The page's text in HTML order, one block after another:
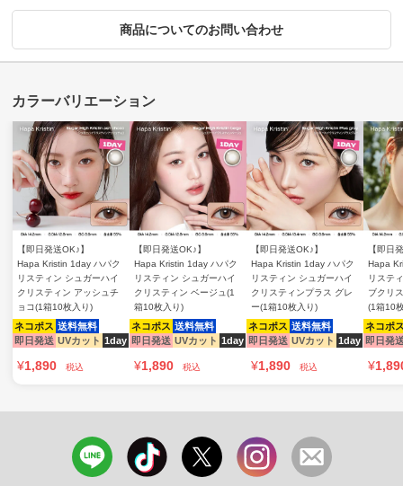
商品についてのお問い合わせ
【即日発送OK♪】
Hapa Kristin 1day ハパク
リスティン シュガーハイ
クリスティン アッシュチ
ョコ(1箱10枚入り)
ネコポス 送料無料
即日発送 UVカット 1day
¥1,890 税込
【即日発送OK♪】
Hapa Kristin 1day ハパク
リスティン シュガーハイ
クリスティン ベージュ(1
箱10枚入り)
ネコポス 送料無料
即日発送 UVカット 1day
¥1,890 税込
【即日発送OK♪】
Hapa Kristin 1day ハパク
リスティン シュガーハイ
クリスティンプラス グレ
ー(1箱10枚入り)
ネコポス 送料無料
即日発送 UVカット 1day
¥1,890 税込
【即日
Hapa
リステ
ブクリ
(1箱10
ネコポ
即日発
¥